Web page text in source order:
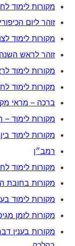
מקורות לימוד
זוהר ליום
מקורות לימוד
זוהר לראש
מקורות לימוד
מקורות לימוד
ברכה – מראי
מקורות לימוד
מקורות לימוד
רמב״ן
מקורות לימוד
מקורות בחובת
מקורות לימוד
מקורות לזמן
מקורות בענין